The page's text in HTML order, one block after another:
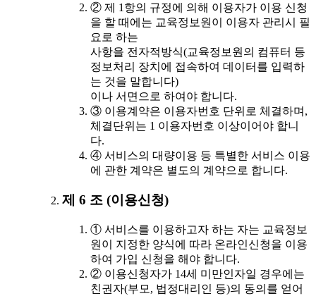
② 제 1항의 규정에 의해 이용자가 이용 신청
을 할 때에는 교육정보원이 이용자 관리시 필
요로 하는
사항을 전자적방식(교육정보원의 컴퓨터 등
정보처리 장치에 접속하여 데이터를 입력하
는 것을 말합니다)
이나 서면으로 하여야 합니다.
③ 이용계약은 이용자번호 단위로 체결하며,
체결단위는 1 이용자번호 이상이어야 합니
다.
④ 서비스의 대량이용 등 특별한 서비스 이용
에 관한 계약은 별도의 계약으로 합니다.
제 6 조 (이용신청)
① 서비스를 이용하고자 하는 자는 교육정보
원이 지정한 양식에 따라 온라인신청을 이용
하여 가입 신청을 해야 합니다.
② 이용신청자가 14세 미만인자일 경우에는
친권자(부모, 법정대리인 등)의 동의를 얻어